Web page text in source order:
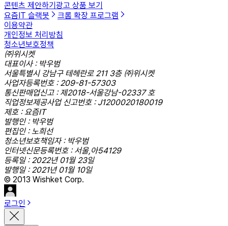
콘텐츠 제안하기 광고 상품 보기
요즘IT 슬랙봇
크롬 확장 프로그램
이용약관
개인정보 처리방침
청소년보호정책
㈜위시켓
대표이사 : 박우범
서울특별시 강남구 테헤란로 211 3층 ㈜위시켓
사업자등록번호 : 209-81-57303
통신판매업신고 : 제2018-서울강남-02337 호
직업정보제공사업 신고번호 : J1200020180019
제호 : 요즘IT
발행인 : 박우범
편집인 : 노희선
청소년보호책임자 : 박우범
인터넷신문등록번호 : 서울,아54129
등록일 : 2022년 01월 23일
발행일 : 2021년 01월 10일
© 2013 Wishket Corp.
로그인